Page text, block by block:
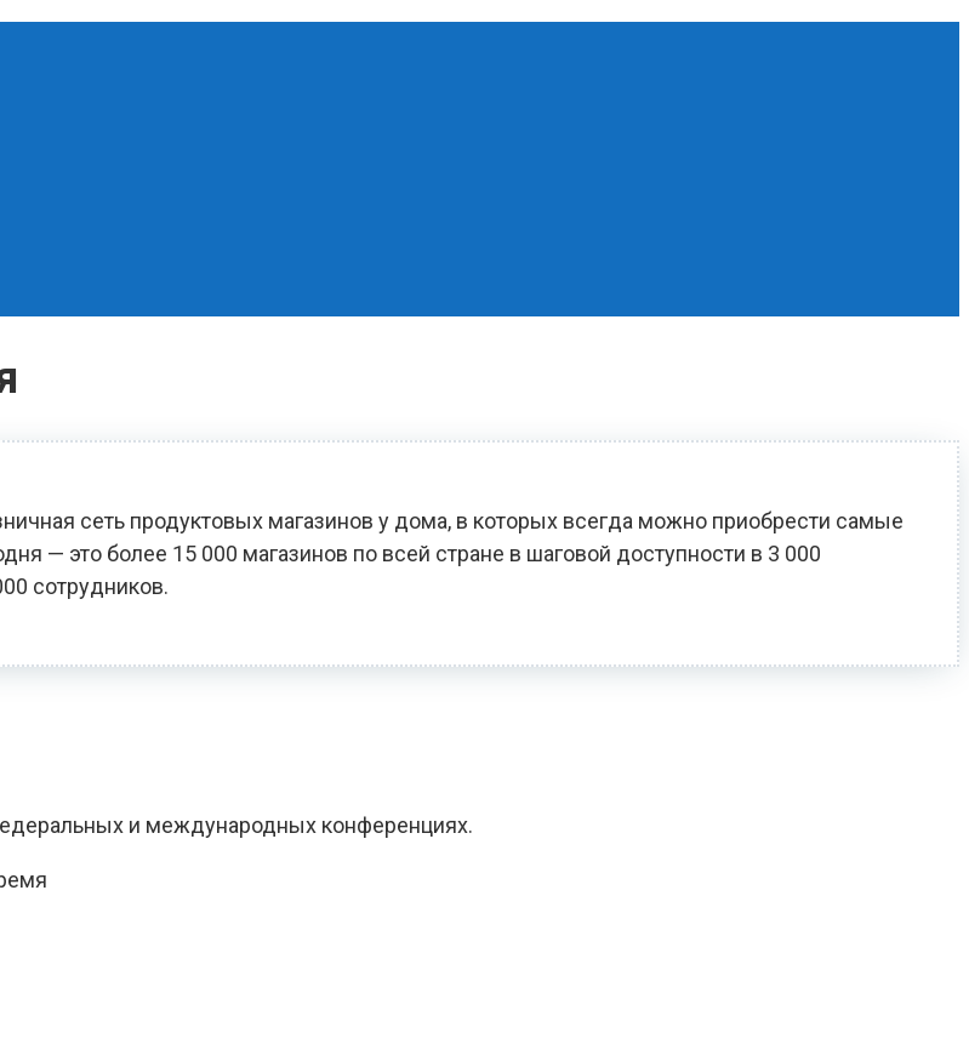
сеть продуктовых магазинов у дома, в которых всегда можно приобрести самые
— это более 15 000 магазинов по всей стране в шаговой доступности в 3 000
сотрудников.
и международных конференциях.